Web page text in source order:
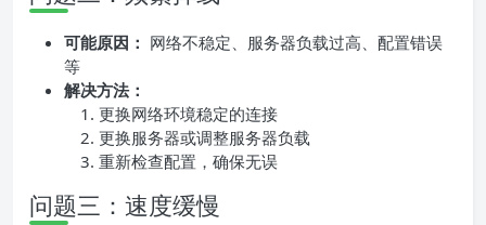
可能原因： 网络不稳定、服务器负载过高、配置错误
等
解决方法：
更换网络环境稳定的连接
更换服务器或调整服务器负载
重新检查配置，确保无误
问题三：速度缓慢